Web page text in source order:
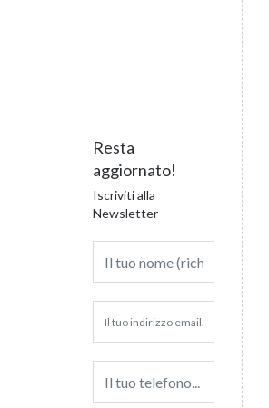
Resta
aggiornato!
Iscriviti alla
Newsletter